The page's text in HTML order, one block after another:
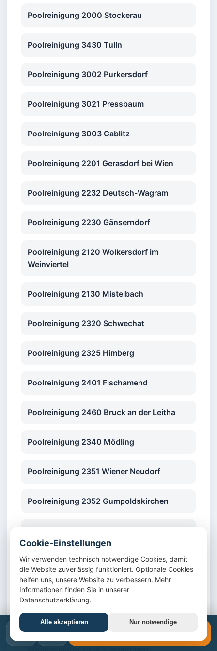
Poolreinigung 2000 Stockerau
Poolreinigung 3430 Tulln
Poolreinigung 3002 Purkersdorf
Poolreinigung 3021 Pressbaum
Poolreinigung 3003 Gablitz
Poolreinigung 2201 Gerasdorf bei Wien
Poolreinigung 2232 Deutsch-Wagram
Poolreinigung 2230 Gänserndorf
Poolreinigung 2120 Wolkersdorf im
Weinviertel
Poolreinigung 2130 Mistelbach
Poolreinigung 2320 Schwechat
Poolreinigung 2325 Himberg
Poolreinigung 2401 Fischamend
Poolreinigung 2460 Bruck an der Leitha
Poolreinigung 2340 Mödling
Poolreinigung 2351 Wiener Neudorf
Poolreinigung 2352 Gumpoldskirchen
Poolreinigung 2380 Perchtoldsdorf
Poolreinigung 2345 Brunn am Gebirge
Poolreinigung 2344 Maria Enzersdorf
📞 ✉️ 📞 +43 1 4420617
Cookie-Einstellungen
Wir verwenden technisch notwendige Cookies, damit
die Website zuverlässig funktioniert. Optionale Cookies
helfen uns, unsere Website zu verbessern. Mehr
Informationen finden Sie in unserer
Datenschutzerklärung.
Alle akzeptieren Nur notwendige